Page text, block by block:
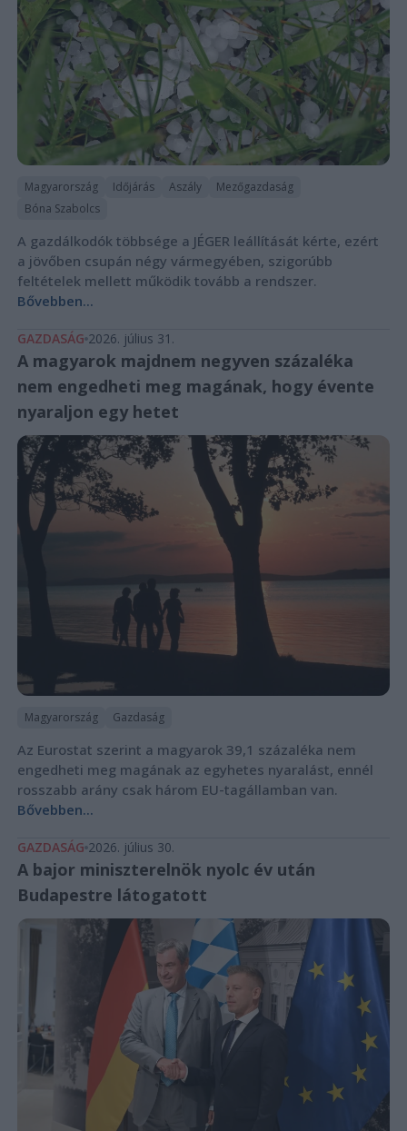
Magyarország Időjárás Aszály
Mezőgazdaság
Bóna Szabolcs
A gazdálkodók többsége a JÉGER leállítását kérte, ezért
a jövőben csupán négy vármegyében, szigorúbb
feltételek mellett működik tovább a rendszer.
Bővebben...
GAZDASÁG 2026. július 31.
A magyarok majdnem negyven százaléka
nem engedheti meg magának, hogy évente
nyaraljon egy hetet
Magyarország Gazdaság
Az Eurostat szerint a magyarok 39,1 százaléka nem
engedheti meg magának az egyhetes nyaralást, ennél
rosszabb arány csak három EU-tagállamban van.
Bővebben...
GAZDASÁG 2026. július 30.
A bajor miniszterelnök nyolc év után
Budapestre látogatott